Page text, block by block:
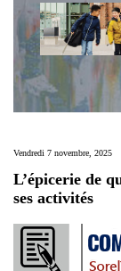
Vendredi 7 novembre, 2025
L’épicerie de
ses activités